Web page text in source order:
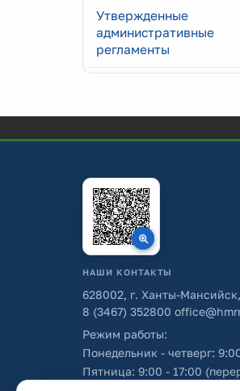
Утвержденные
административные
регламенты
НАШИ КОНТАКТЫ
628002, г. Ханты-
8 (3467) 352800
Режим работы:
Понедельник - четверг:
Пятница: 9:00 - 17:00